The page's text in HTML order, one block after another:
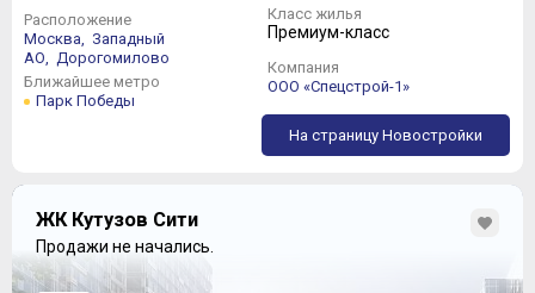
Расположение
Москва, Западный
АО, Дорогомилово
Ближайшее метро
Парк Победы
Класс жилья
Премиум-класс
Компания
ООО «Спецстрой-1»
На страницу Новостройки
ЖК Кутузов Сити
Продажи не начались.